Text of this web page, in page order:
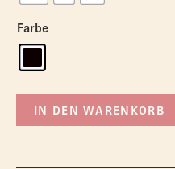
Farbe
IN DEN WARENKORB